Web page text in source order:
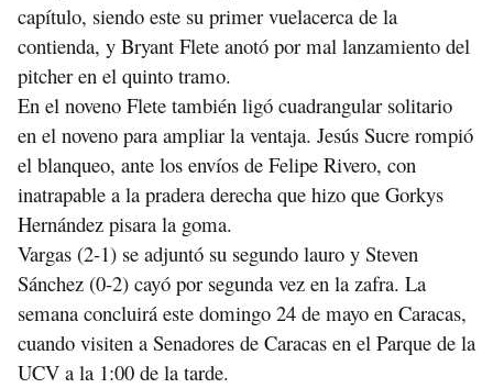
capítulo, siendo este su primer vuelacerca de la
contienda, y Bryant Flete anotó por mal lanzamiento del
pitcher en el quinto tramo.
En el noveno Flete también ligó cuadrangular solitario
en el noveno para ampliar la ventaja. Jesús Sucre rompió
el blanqueo, ante los envíos de Felipe Rivero, con
inatrapable a la pradera derecha que hizo que Gorkys
Hernández pisara la goma.
Vargas (2-1) se adjuntó su segundo lauro y Steven
Sánchez (0-2) cayó por segunda vez en la zafra. La
semana concluirá este domingo 24 de mayo en Caracas,
cuando visiten a Senadores de Caracas en el Parque de la
UCV a la 1:00 de la tarde.